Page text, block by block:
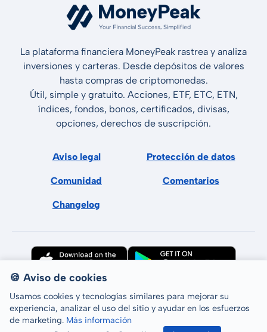
La plataforma financiera MoneyPeak rastrea y analiza
inversiones y carteras. Desde depósitos de valores
hasta compras de criptomonedas.
Útil, simple y gratuito. Acciones, ETF, ETC, ETN,
índices, fondos, bonos, certificados, divisas,
opciones, derechos de suscripción.
Aviso legal Protección de datos
Comunidad Comentarios
Changelog
🍪 Aviso de cookies
Usamos cookies y tecnologías similares para mejorar su
experiencia, analizar el uso del sitio y ayudar en los esfuerzos
de marketing. Más información